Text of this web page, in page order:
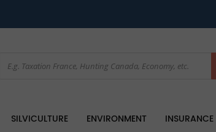
SILVICULTURE ENVIRONMENT INSURANCE